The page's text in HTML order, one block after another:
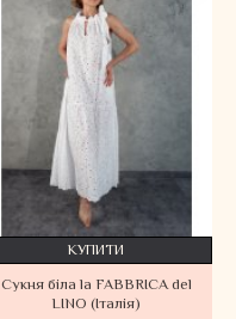
Сукня біла la FABBRICA del
LINO (Італія)
КУПИТИ